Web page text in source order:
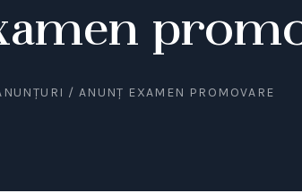
/ ANUNȚ EXAMEN PROMOVARE